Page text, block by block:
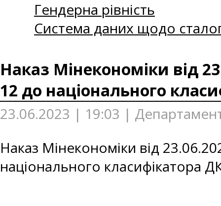
Гендерна рівність
Система даних щодо
Наказ Мінекономіки від
12 до національного
23.06.2023 | 19:03 |
Наказ Мінекономіки від
національного класифікатора